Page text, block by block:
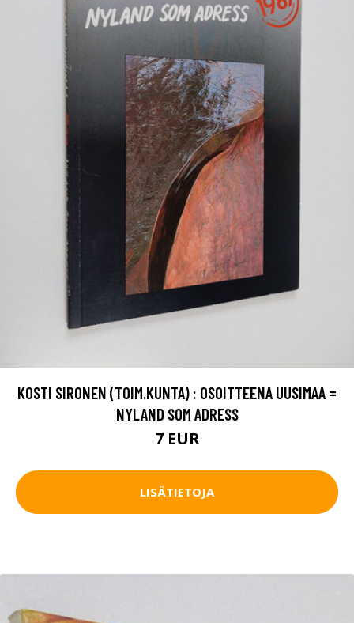
KOSTI SIRONEN (TOIM.KUNTA) : OSOITTEENA UUSIMAA =
NYLAND SOM ADRESS
7 EUR
LISÄTIETOJA